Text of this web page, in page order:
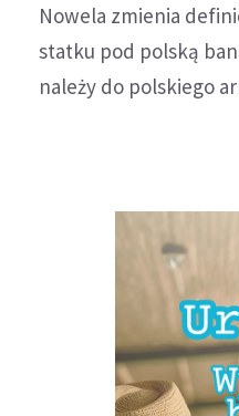
Nowela zmienia
statku pod polską
należy do polskiego